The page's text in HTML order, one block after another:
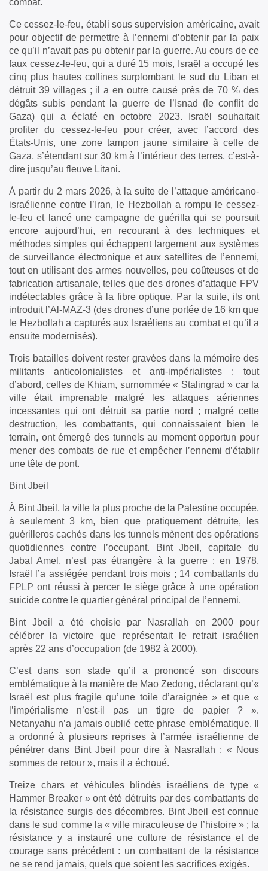
combat.
Ce cessez-le-feu, établi sous supervision américaine, avait
pour objectif de permettre à l’ennemi d’obtenir par la paix
ce qu’il n’avait pas pu obtenir par la guerre. Au cours de ce
faux cessez-le-feu, qui a duré 15 mois, Israël a occupé les
cinq plus hautes collines surplombant le sud du Liban et
détruit 39 villages ; il a en outre causé près de 70 % des
dégâts subis pendant la guerre de l’Isnad (le conflit de
Gaza) qui a éclaté en octobre 2023. Israël souhaitait
profiter du cessez-le-feu pour créer, avec l’accord des
États-Unis, une zone tampon jaune similaire à celle de
Gaza, s’étendant sur 30 km à l’intérieur des terres, c’est-à-
dire jusqu’au fleuve Litani.
À partir du 2 mars 2026, à la suite de l’attaque américano-
israélienne contre l’Iran, le Hezbollah a rompu le cessez-
le-feu et lancé une campagne de guérilla qui se poursuit
encore aujourd’hui, en recourant à des techniques et
méthodes simples qui échappent largement aux systèmes
de surveillance électronique et aux satellites de l’ennemi,
tout en utilisant des armes nouvelles, peu coûteuses et de
fabrication artisanale, telles que des drones d’attaque FPV
indétectables grâce à la fibre optique. Par la suite, ils ont
introduit l’Al-MAZ-3 (des drones d’une portée de 16 km que
le Hezbollah a capturés aux Israéliens au combat et qu’il a
ensuite modernisés).
Trois batailles doivent rester gravées dans la mémoire des
militants anticolonialistes et anti-impérialistes : tout
d’abord, celles de Khiam, surnommée « Stalingrad » car la
ville était imprenable malgré les attaques aériennes
incessantes qui ont détruit sa partie nord ; malgré cette
destruction, les combattants, qui connaissaient bien le
terrain, ont émergé des tunnels au moment opportun pour
mener des combats de rue et empêcher l’ennemi d’établir
une tête de pont.
Bint Jbeil
À Bint Jbeil, la ville la plus proche de la Palestine occupée,
à seulement 3 km, bien que pratiquement détruite, les
guérilleros cachés dans les tunnels mènent des opérations
quotidiennes contre l’occupant. Bint Jbeil, capitale du
Jabal Amel, n’est pas étrangère à la guerre : en 1978,
Israël l’a assiégée pendant trois mois ; 14 combattants du
FPLP ont réussi à percer le siège grâce à une opération
suicide contre le quartier général principal de l’ennemi.
Bint Jbeil a été choisie par Nasrallah en 2000 pour
célébrer la victoire que représentait le retrait israélien
après 22 ans d’occupation (de 1982 à 2000).
C’est dans son stade qu’il a prononcé son discours
emblématique à la manière de Mao Zedong, déclarant qu’«
Israël est plus fragile qu’une toile d’araignée » et que «
l’impérialisme n’est-il pas un tigre de papier ? ».
Netanyahu n’a jamais oublié cette phrase emblématique. Il
a ordonné à plusieurs reprises à l’armée israélienne de
pénétrer dans Bint Jbeil pour dire à Nasrallah : « Nous
sommes de retour », mais il a échoué.
Treize chars et véhicules blindés israéliens de type «
Hammer Breaker » ont été détruits par des combattants de
la résistance surgis des décombres. Bint Jbeil est connue
dans le sud comme la « ville miraculeuse de l’histoire » ; la
résistance y a instauré une culture de résistance et de
courage sans précédent : un combattant de la résistance
ne se rend jamais, quels que soient les sacrifices exigés.